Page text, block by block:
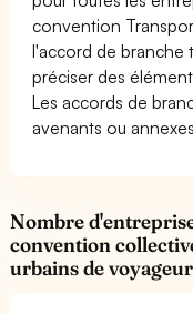
convention
l'accord de branche
préciser des
Les accords de
avenants ou
Nombre
convention
urbains de